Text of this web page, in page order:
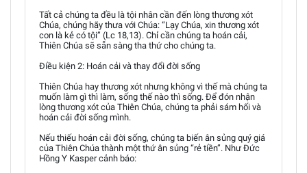
Tất cả chúng ta đều là tội nhân cần đến lòng thương xót
Chúa, chúng hãy thưa với Chúa: “Lạy Chúa, xin thương xót
con là kẻ có tội” (Lc 18,13). Chỉ cần chúng ta hoán cải,
Thiên Chúa sẽ sẵn sàng tha thứ cho chúng ta.
Điều kiện 2: Hoán cải và thay đổi đời sống
Thiên Chúa hay thương xót nhưng không vì thế mà chúng ta
muốn làm gì thì làm, sống thế nào thì sống. Để đón nhận
lòng thương xót của Thiên Chúa, chúng ta phải sám hối và
hoán cải đời sống mình.
Nếu thiếu hoán cải đời sống, chúng ta biến ân sủng quý giá
của Thiên Chúa thành một thứ ân sủng “rẻ tiền”. Như Đức
Hồng Y Kasper cảnh báo: